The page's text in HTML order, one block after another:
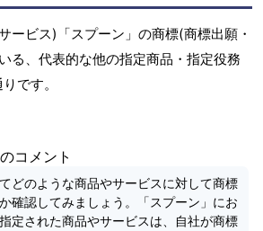
ービス)「スプーン」の商標(商標出願・
る、代表的な他の指定商品・指定役務
です。
コメント
どのような商品やサービスに対して商標
確認してみましょう。「スプーン」にお
定された商品やサービスは、自社が商標